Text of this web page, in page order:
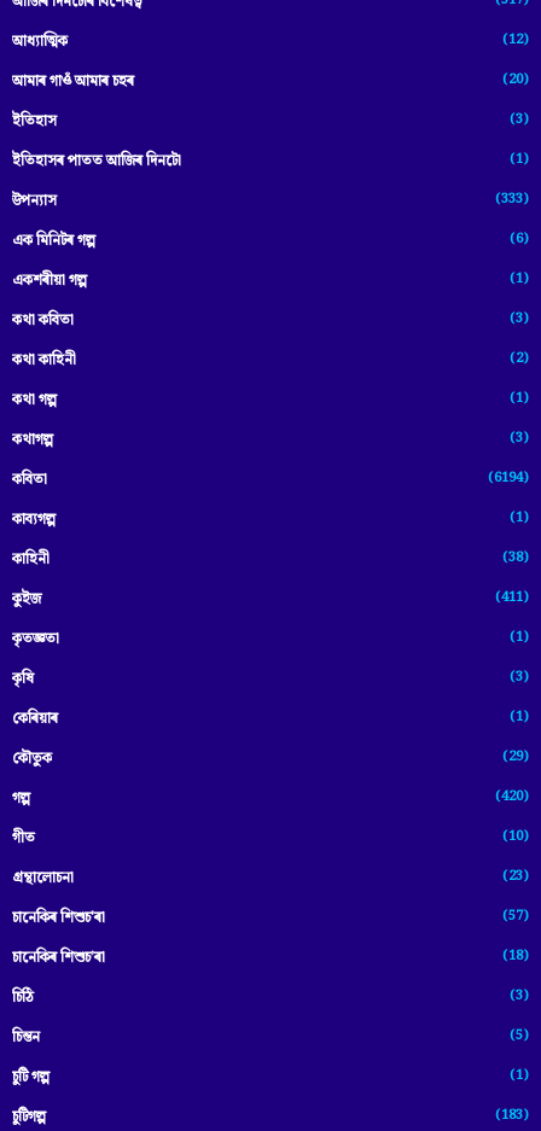
আধ্যাত্মিক (12)
আমাৰ গাওঁ আমাৰ চহৰ (20)
ইতিহাস (3)
ইতিহাসৰ পাতত আজিৰ দিনটো (1)
উপন্যাস (333)
এক মিনিটৰ গল্প (6)
একশৰীয়া গল্প (1)
কথা কবিতা (3)
কথা কাহিনী (2)
কথা গল্প (1)
কথাগল্প (3)
কবিতা (6194)
কাব্যগল্প (1)
কাহিনী (38)
কুইজ (411)
কৃতজ্ঞতা (1)
কৃষি (3)
কেৰিয়াৰ (1)
কৌতুক (29)
গল্প (420)
গীত (10)
গ্ৰন্থালোচনা (23)
চানেকিৰ শিশুচ'ৰা (57)
চানেকিৰ শিশুচ’ৰা (18)
চিঠি (3)
চিন্তন (5)
চুটি গল্প (1)
চুটিগল্প (183)